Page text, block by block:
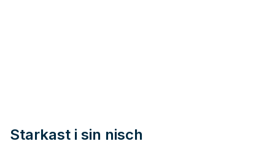
Starkast i sin nisch